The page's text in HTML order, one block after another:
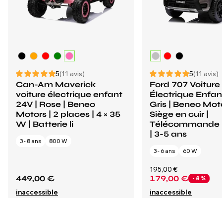
5(11 avis)
Can-Am Maverick
voiture électrique enfant
24V | Rose | Beneo
Motors | 2 places | 4 × 35
W | Batterie li
3 - 8 ans 800 W
449,00 €
inaccessible
5(11 avis)
Ford 707 Voiture
Électrique
Gris | Beneo
Siège en cuir |
Télécommande
| 3-5 ans
3 - 6 ans 60 W
179,00 € - 8 %
195,00 €
inaccessible